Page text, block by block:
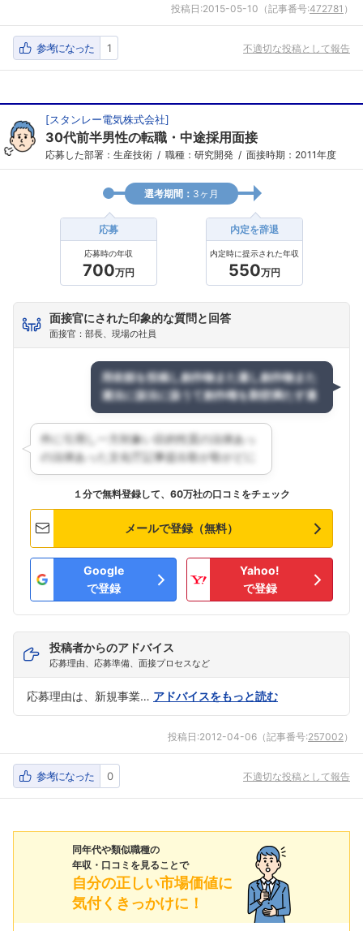
投稿日:2015-05-10 （記事番号:472781 ）
参考になった 1 不適切な投稿として報告
[スタンレー電気株式会社]
30代前半男性の転職・中途採用面接
応募した部署：生産技術 職種：研究開発 面接時期：2011年度
選考期間： 3ヶ月
応募
応募時の年収
700万円
内定を辞退
内定時に提示された年収
550万円
面接官にされた印象的な質問と回答
面接官：部長、現場の社員
１分で無料登録して、60万社の口コミをチェック
メールで登録（無料）
Google
で登録
Yahoo!
で登録
投稿者からのアドバイス
応募理由、応募準備、面接プロセスなど
応募理由は、新規事業… アドバイスをもっと読む
投稿日:2012-04-06 （記事番号:257002 ）
参考になった 0 不適切な投稿として報告
同年代や類似職種の
年収・口コミを見ることで
自分の正しい市場価値に
気付くきっかけに！